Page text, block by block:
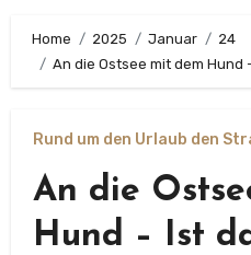
Home 2025 Januar
24
An die Ostsee mit dem Hund
Rund um den Urlaub den
An die
Hund – Ist